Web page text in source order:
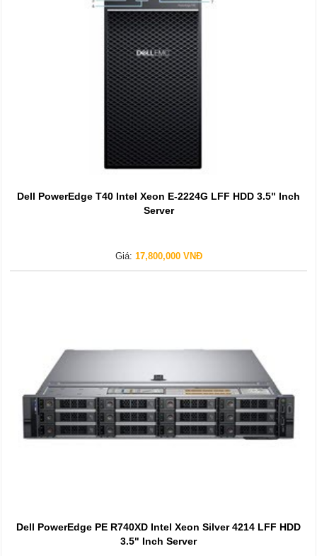
Dell PowerEdge T40 Intel Xeon E-2224G LFF HDD 3.5" Inch
Server
Giá: 17,800,000 VNĐ
Dell PowerEdge PE R740XD Intel Xeon Silver 4214 LFF HDD
3.5" Inch Server